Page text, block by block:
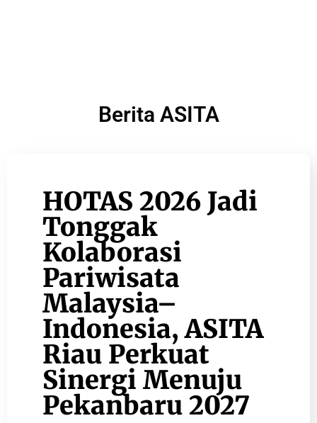
Berita ASITA
HOTAS 2026 Jadi
Tonggak
Kolaborasi
Pariwisata
Malaysia–
Indonesia, ASITA
Riau Perkuat
Sinergi Menuju
Pekanbaru 2027